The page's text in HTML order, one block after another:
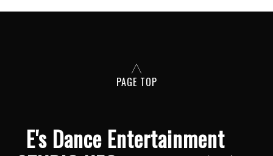
PAGE TOP
E's Dance Entertainment